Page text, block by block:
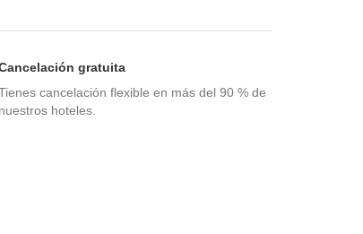
gratuita
cancelación flexible en más del 90 % de
nuestros hoteles.